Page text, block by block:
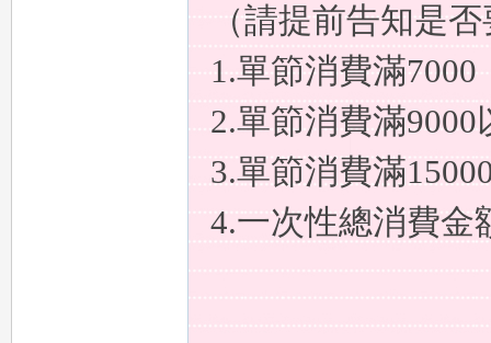
（請提前告知是
1.單節消費滿
2.單節消費滿
3.單節消費滿
4.一次性總消費